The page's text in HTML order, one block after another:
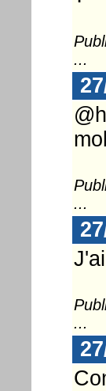
...
...
...